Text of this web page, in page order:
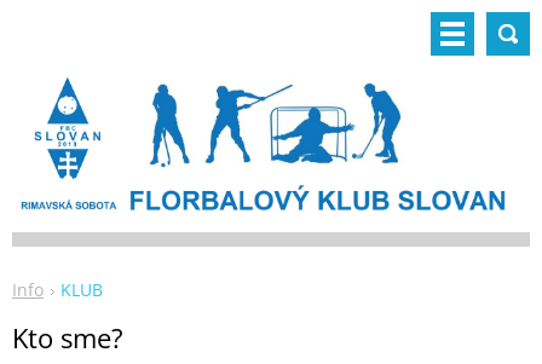
Info KLUB
Kto sme?